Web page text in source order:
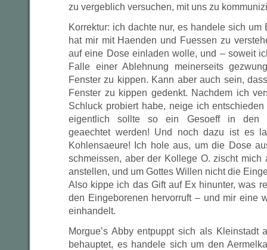
zu vergeblich versuchen, mit uns zu
Korrektur: ich dachte nur, es handele sich um
hat mir mit Haenden und Fuessen zu
auf eine Dose einladen wolle, und – soweit
Falle einer Ablehnung meinerseits
Fenster zu kippen. Kann aber auch sein,
Fenster zu kippen gedenkt. Nachdem ich
Schluck probiert habe, neige ich
eigentlich sollte so ein Gesoeff in den
geaechtet werden! Und noch dazu ist es
Kohlensaeure! Ich hole aus, um die Dose
schmeissen, aber der Kollege O. zischt
anstellen, und um Gottes Willen nicht die
Also kippe ich das Gift auf Ex hinunter, was
den Eingeborenen hervorruft – und mir eine
einhandelt.
Morgue’s Abby entpuppt sich als Kleinstadt
behauptet, es handele sich um den